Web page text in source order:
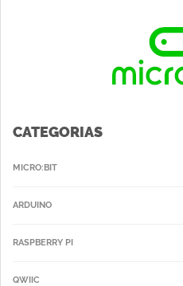
CATEGORIAS
MICRO:BIT
ARDUINO
RASPBERRY PI
QWIIC